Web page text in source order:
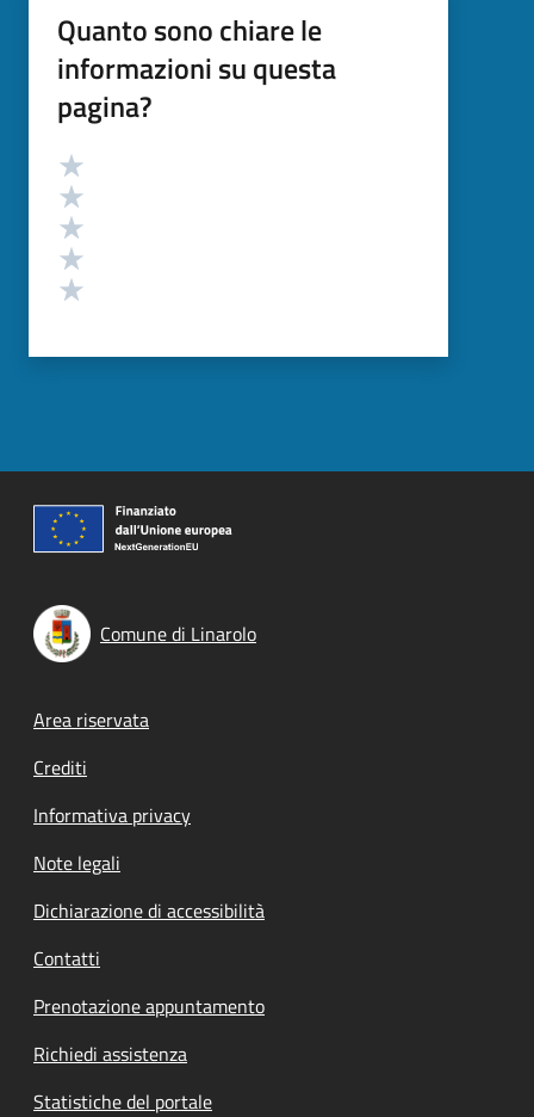
Quanto sono chiare le
informazioni su questa
pagina?
Valutazione
Comune di Linarolo
Footer menu
Area riservata
Crediti
Informativa privacy
Note legali
Dichiarazione di accessibilità
Contatti
Prenotazione appuntamento
Richiedi assistenza
Statistiche del portale